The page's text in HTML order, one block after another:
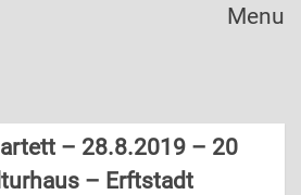
Menu
– 28.8.2019 – 20
– Erftstadt